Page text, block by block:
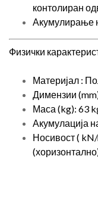
контолиран
Акумулирање
Физички
Материјал :
Димензии
Маса (kg): 63
Акумулација
Носивост (